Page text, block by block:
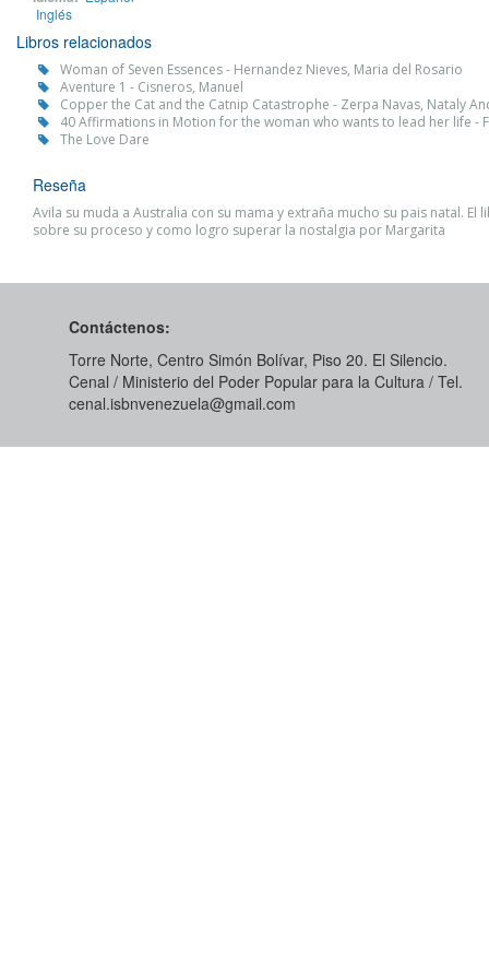
Inglés
Libros relacionados
Woman of Seven Essences - Hernandez Nieves, Maria del Rosario
Aventure 1 - Cisneros, Manuel
Copper the Cat and the Catnip Catastrophe - Zerpa Navas, Nataly
40 Affirmations in Motion for the woman who wants to lead her life -
The Love Dare
Reseña
Avila su muda a Australia con su mama y extraña mucho su pais natal. El
sobre su proceso y como logro superar la nostalgia por Margarita
Contáctenos:
Torre Norte, Centro Simón Bolívar, Piso 20. El Silencio.
Cenal / Ministerio del Poder Popular para la Cultura / Tel.
cenal.isbnvenezuela@gmail.com